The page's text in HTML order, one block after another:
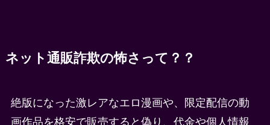
ネット通販詐欺の怖さって？？
絶版になった激レアなエロ漫画や、限定配信の動
画作品を格安で販売すると偽り、代金や個人情報